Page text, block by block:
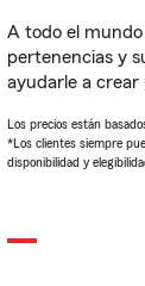
A todo el
pertenencias y
ayudarle a crear
Los precios están
*Los clientes siempre
disponibilidad y